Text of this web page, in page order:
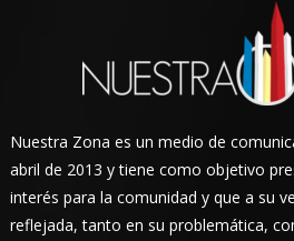
Nuestra Zona es un medio de
abril de 2013 y tiene como objetivo
interés para la comunidad y que a su
reflejada, tanto en su problemática,